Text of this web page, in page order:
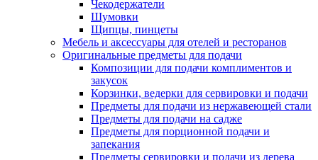
Чекодержатели
Шумовки
Щипцы, пинцеты
Мебель и аксессуары для отелей и ресторанов
Оригинальные предметы для подачи
Композиции для подачи комплиментов и
закусок
Корзинки, ведерки для сервировки и подачи
Предметы для подачи из нержавеющей стали
Предметы для подачи на садже
Предметы для порционной подачи и
запекания
Предметы сервировки и подачи из дерева